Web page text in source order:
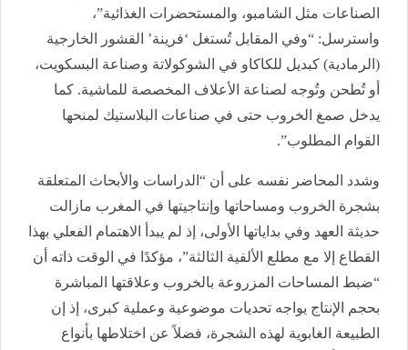
الصناعات مثل الشامبو، والمستحضرات الغذائية”،
واسترسل: “وفي المقابل تُستغل ‘فرينة’ القشور الخارجية
(الرمادية) كبديل للكاكاو في الشوكولاتة وصناعة البسكويت،
أو تُطحن وتُوجه لصناعة الأعلاف المخصصة للماشية. كما
يدخل صمغ الخروب حتى في صناعات البلاستيك لمنحها
القوام المطلوب”.
وشدد المحاضر نفسه على أن “الدراسات والأبحاث المتعلقة
بشجرة الخروب ومساحاتها وإنتاجيتها في المغرب مازالت
حديثة العهد وفي بداياتها الأولى، إذ لم يبدأ الاهتمام الفعلي بهذا
القطاع إلا مع مطلع الألفية الثالثة”، مؤكدًا في الوقت ذاته أن
“ضبط المساحات المزروعة بالخروب وعلاقتها المباشرة
بحجم الإنتاج يواجه تحديات موضوعية وعملية كبرى، إذ إن
الطبيعة الغابوية لهذه الشجرة، فضلاً عن اختلاطها بأنواع